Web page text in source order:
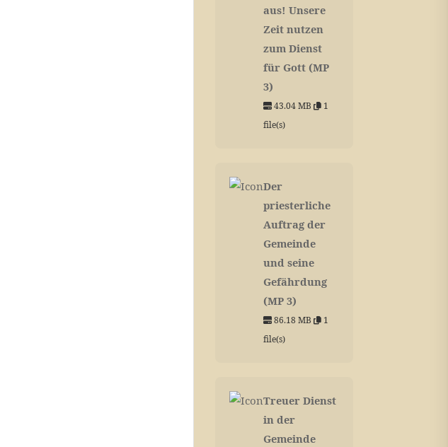
aus! Unsere
Zeit nutzen
zum Dienst
für Gott (MP
3)
43.04 MB
1
file(s)
Der
priesterliche
Auftrag der
Gemeinde
und seine
Gefährdung
(MP 3)
86.18 MB
1
file(s)
Treuer Dienst
in der
Gemeinde